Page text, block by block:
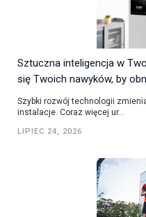
Sztuczna inteligencja w
się Twoich nawyków, by
Szybki rozwój technologii
instalacje. Coraz więcej ur...
LIPIEC 24, 2026